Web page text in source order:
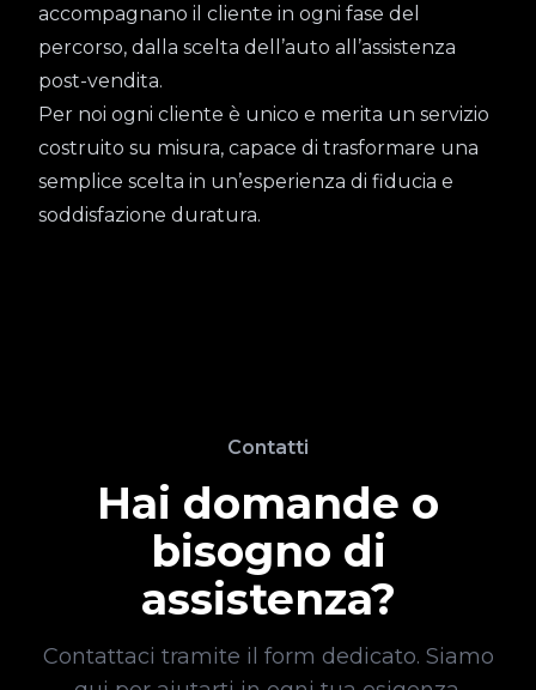
accompagnano il cliente in ogni fase del
percorso, dalla scelta dell’auto all’assistenza
post-vendita.
Per noi ogni cliente è unico e merita un servizio
costruito su misura, capace di trasformare una
semplice scelta in un’esperienza di fiducia e
soddisfazione duratura.
Contatti
Hai domande o
bisogno di
assistenza?
Contattaci tramite il form dedicato. Siamo